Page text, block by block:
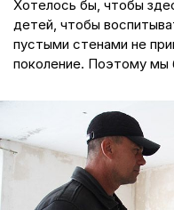
Хотелось бы, чтобы
детей, чтобы
пустыми стенами не
поколение. Поэтому